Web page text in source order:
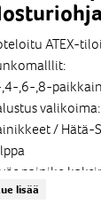
ATEX-
,6-,8-
valikoima:
/ Hätä-
painike
lisää